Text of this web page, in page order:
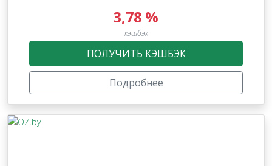
3,78 %
кэшбэк
ПОЛУЧИТЬ КЭШБЭК
Подробнее